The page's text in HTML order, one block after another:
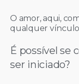
O amor, aqui,
qualquer vínculo
É possível se
ser iniciado?